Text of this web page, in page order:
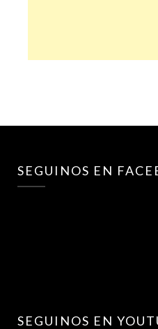
SEGUINOS EN
SEGUINOS EN